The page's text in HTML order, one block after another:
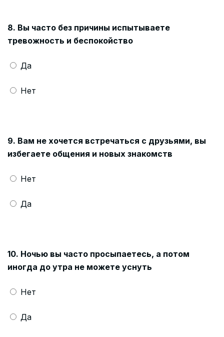
8. Вы часто без причины испытываете
тревожность и беспокойство
Да
Нет
9. Вам не хочется встречаться с друзьями, вы
избегаете общения и новых знакомств
Нет
Да
10. Ночью вы часто просыпаетесь, а потом
иногда до утра не можете уснуть
Нет
Да